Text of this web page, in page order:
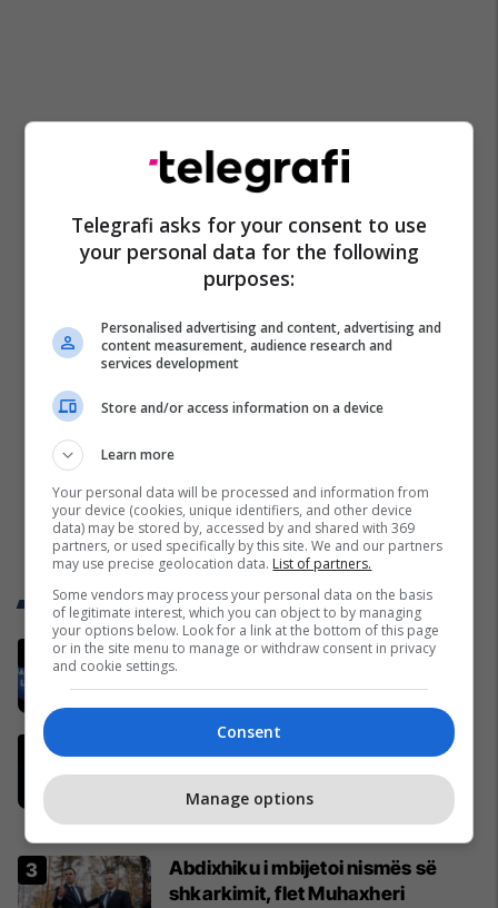
Trend Telegrafi
Gjithçka që ndodhi në Kuvendin e
jashtëzakonshëm të LDK-së
Politikë
"Nëse është përfshirë, ka gabuar
rëndë, nuk i falet", Abdixhiku i çon
“selam” Përparim Ramës
Politikë
Abdixhiku i mbijetoi nismës së
shkarkimit, flet Muhaxheri
Telegrafi asks for your consent to use
your personal data for the following
purposes:
Personalised advertising and content, advertising and
content measurement, audience research and
services development
Store and/or access information on a device
Learn more
Your personal data will be processed and information from
your device (cookies, unique identifiers, and other device
data) may be stored by, accessed by and shared with 369
partners, or used specifically by this site. We and our partners
may use precise geolocation data. List of partners.
Some vendors may process your personal data on the basis
of legitimate interest, which you can object to by managing
your options below. Look for a link at the bottom of this page
or in the site menu to manage or withdraw consent in privacy
and cookie settings.
Consent
Manage options